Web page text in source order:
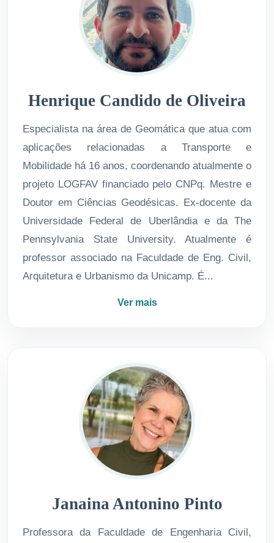
Henrique Candido de Oliveira
Especialista na área de Geomática que atua com
aplicações relacionadas a Transporte e
Mobilidade há 16 anos, coordenando atualmente o
projeto LOGFAV financiado pelo CNPq. Mestre e
Doutor em Ciências Geodésicas. Ex-docente da
Universidade Federal de Uberlândia e da The
Pennsylvania State University. Atualmente é
professor associado na Faculdade de Eng. Civil,
Arquitetura e Urbanismo da Unicamp. É...
Ver mais
Janaina Antonino Pinto
Professora da Faculdade de Engenharia Civil,